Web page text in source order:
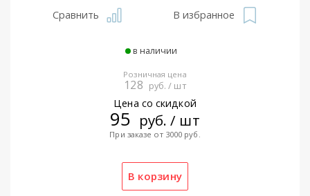
Сравнить В избранное
в наличии
Розничная цена
128 руб. / шт
Цена со скидкой
95 руб. / шт
При заказе от 3000 руб.